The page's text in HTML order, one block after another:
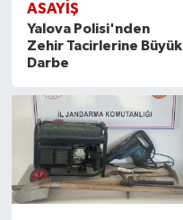
ASAYİŞ
Yalova Polisi'nden
Zehir Tacirlerine Büyük
Darbe